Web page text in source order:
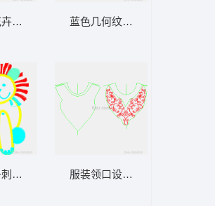
图案设计
绣图案
蓝色几何纹样设计图
服装领口设计图示例